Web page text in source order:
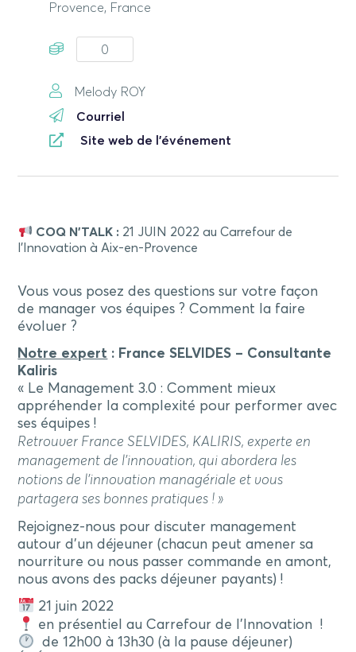
Provence, France
0
Melody ROY
Courriel
Site web de l'événement
COQ N’TALK : 21 JUIN 2022 au Carrefour de
l’Innovation à Aix-en-Provence
Vous vous posez des questions sur votre façon
de manager vos équipes ? Comment la faire
évoluer ?
Notre expert : France SELVIDES – Consultante
Kaliris
« Le Management 3.0 : Comment mieux
appréhender la complexité pour performer avec
ses équipes !
Retrouver France SELVIDES, KALIRIS, experte en
management de l’innovation, qui abordera les
notions de l’innovation managériale et vous
partagera ses bonnes pratiques ! »
Rejoignez-nous pour discuter management
autour d’un déjeuner (chacun peut amener sa
nourriture ou nous passer commande en amont,
nous avons des packs déjeuner payants) !
21 juin 2022
en présentiel au Carrefour de l’Innovation !
de 12h00 à 13h30 (à la pause déjeuner)